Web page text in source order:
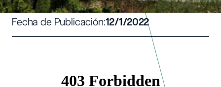
Fecha de Publicación:12/1/2022